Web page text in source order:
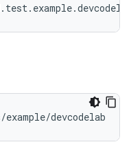
. test. example.